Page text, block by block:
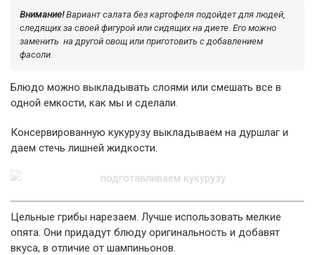
Внимание!Вариант салата без картофеля подойдет для людей,
следящих за своей фигурой или сидящих на диете. Его можно
заменить на другой овощ или приготовить с добавлением
фасоли.
Блюдо можно выкладывать слоями или смешать все в
одной емкости, как мы и сделали.
Консервированную кукурузу выкладываем на дуршлаг и
даем стечь лишней жидкости.
Цельные грибы нарезаем. Лучше использовать мелкие
опята. Они придадут блюду оригинальность и добавят
вкуса, в отличие от шампиньонов.